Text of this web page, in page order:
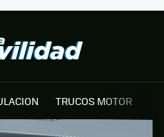
TRUCOS MOTOR